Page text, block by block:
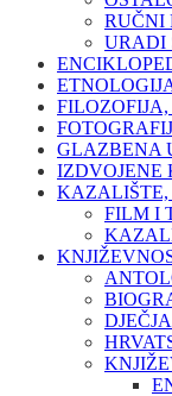
RUČNI
URADI
GLAZBENA
IZDVOJENE
FILM I